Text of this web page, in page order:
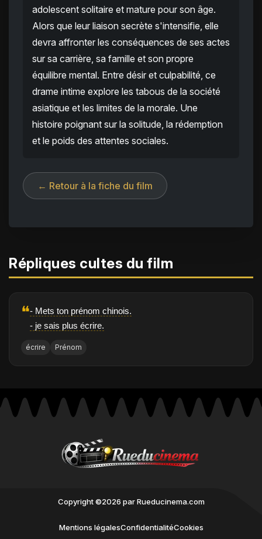
adolescent solitaire et mature pour son âge.
Alors que leur liaison secrète s'intensifie, elle
devra affronter les conséquences de ses actes
sur sa carrière, sa famille et son propre
équilibre mental. Entre désir et culpabilité, ce
drame intime explore les tabous de la société
asiatique et les limites de la morale. Une
histoire poignant sur la solitude, la rédemption
et le poids des attentes sociales.
← Retour à la fiche du film
Répliques cultes du film
❝- Mets ton prénom chinois.
- je sais plus écrire.
écrire Prénom
Copyright ©2026 par Rueducinema.com
Mentions légalesConfidentialitéCookies